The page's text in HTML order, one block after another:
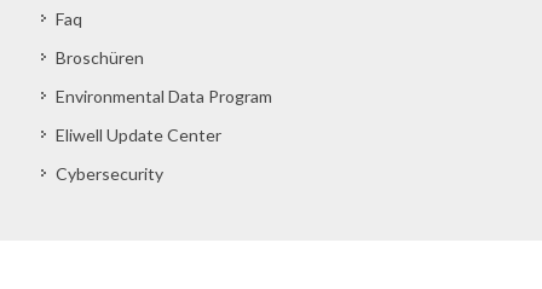
Faq
Broschüren
Environmental Data Program
Eliwell Update Center
Cybersecurity